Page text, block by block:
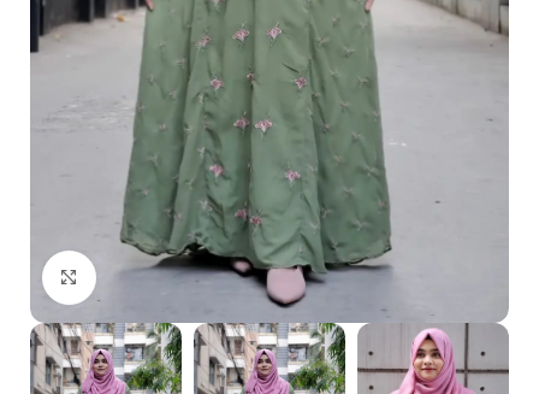
Click to enlarge